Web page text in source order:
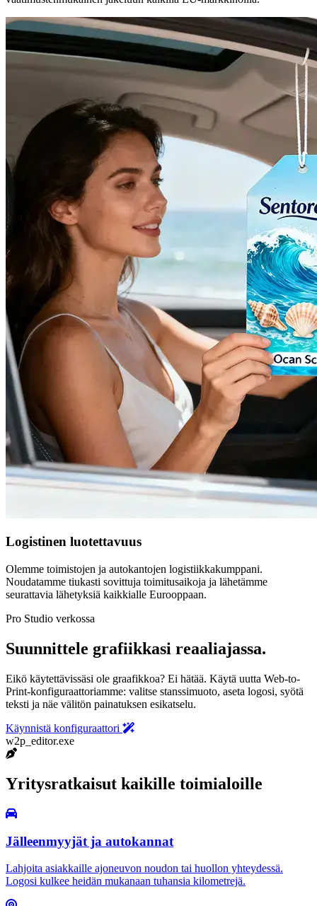
Logistinen luotettavuus
Olemme toimistojen ja autokantojen logistiikkakumppani.
Noudatamme tiukasti sovittuja toimitusaikoja ja lähetämme
seurattavia lähetyksiä kaikkialle Eurooppaan.
Pro Studio verkossa
Suunnittele grafiikkasi reaaliajassa.
Eikö käytettävissäsi ole graafikkoa? Ei hätää. Käytä uutta Web-to-
Print-konfiguraattoriamme: valitse stanssimuoto, aseta logosi, syötä
teksti ja näe välitön painatuksen esikatselu.
Käynnistä konfiguraattori
w2p_editor.exe
Yritysratkaisut kaikille toimialoille
Jälleenmyyjät ja autokannat
Lahjoita asiakkaille ajoneuvon noudon tai huollon yhteydessä.
Logosi kulkee heidän mukanaan tuhansia kilometrejä.